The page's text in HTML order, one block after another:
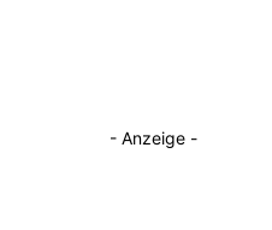
- Anzeige -